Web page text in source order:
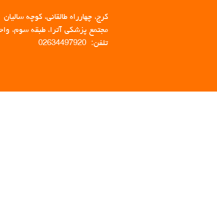
کرج، چهارراه طالقانی، کوچه سالیان
مجتمع پزشکی آترا، طبقه سوم، واحد
تلفن: 02634497920